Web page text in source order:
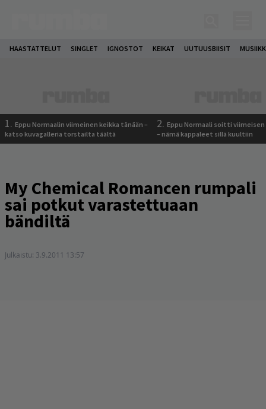
HAASTATTELUT SINGLET IGNOSTOT KEIKAT UUTUUSBIISIT
1. Eppu Normaalin viimeinen keikka tänään –
katso kuvagalleria torstailta täältä
2. Eppu Normaali soitti viimeisen
– nämä kappaleet sillä kuultiin
My Chemical Romancen rumpali
sai potkut varastettuaan
bändiltä
Julkaistu: 3.9.2011 13:57